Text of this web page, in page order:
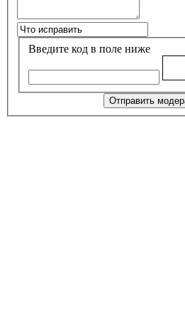
Введите код в поле ниже
Отправить